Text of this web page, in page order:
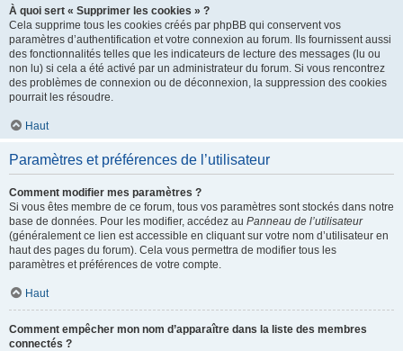
À quoi sert « Supprimer les cookies » ?
Cela supprime tous les cookies créés par phpBB qui conservent vos
paramètres d’authentification et votre connexion au forum. Ils fournissent aussi
des fonctionnalités telles que les indicateurs de lecture des messages (lu ou
non lu) si cela a été activé par un administrateur du forum. Si vous rencontrez
des problèmes de connexion ou de déconnexion, la suppression des cookies
pourrait les résoudre.
Haut
Paramètres et préférences de l’utilisateur
Comment modifier mes paramètres ?
Si vous êtes membre de ce forum, tous vos paramètres sont stockés dans notre
base de données. Pour les modifier, accédez au Panneau de l’utilisateur
(généralement ce lien est accessible en cliquant sur votre nom d’utilisateur en
haut des pages du forum). Cela vous permettra de modifier tous les
paramètres et préférences de votre compte.
Haut
Comment empêcher mon nom d’apparaître dans la liste des membres
connectés ?